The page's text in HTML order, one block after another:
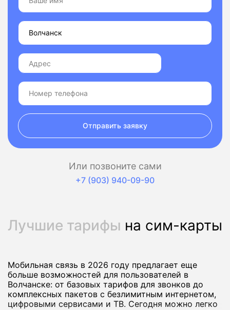
Отправить заявку
Или позвоните сами
+7 (903) 940-09-90
Лучшие тарифы на сим-карты
Мобильная связь в 2026 году предлагает еще
больше возможностей для пользователей в
Волчанске: от базовых тарифов для звонков до
комплексных пакетов с безлимитным интернетом,
цифровыми сервисами и ТВ. Сегодня можно легко